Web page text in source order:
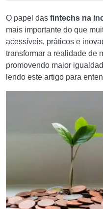
O papel das fintechs na
mais importante do que
acessíveis, práticos e
transformar a realidade de
promovendo maior
lendo este artigo para